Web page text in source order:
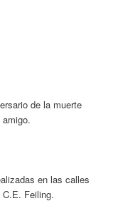
de la muerte
en las calles
Feiling.